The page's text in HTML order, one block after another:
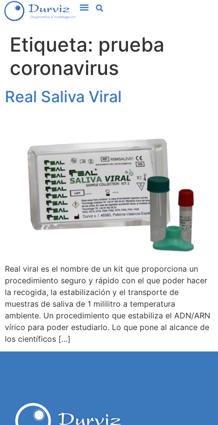
Etiqueta: prueba
coronavirus
Real Saliva Viral
Real viral es el nombre de un kit que proporciona un
procedimiento seguro y rápido con el que poder hacer
la recogida, la estabilización y el transporte de
muestras de saliva de 1 mililitro a temperatura
ambiente. Un procedimiento que estabiliza el ADN/ARN
vírico para poder estudiarlo. Lo que pone al alcance de
los científicos […]